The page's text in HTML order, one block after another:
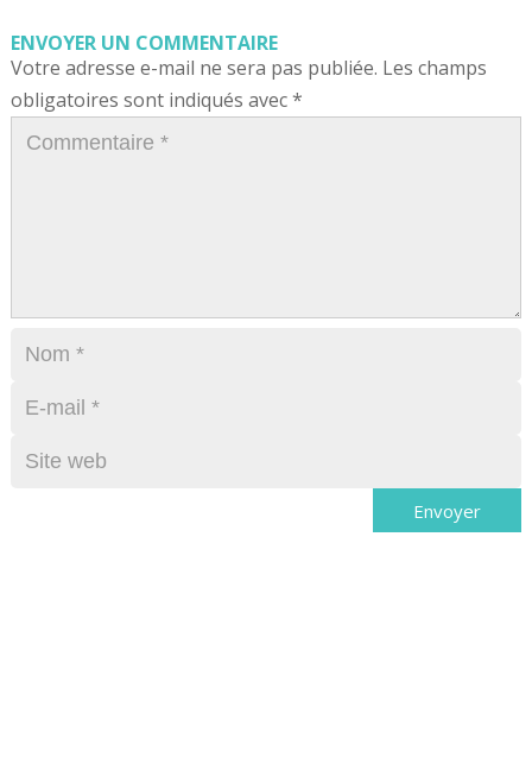
ENVOYER UN COMMENTAIRE
Votre adresse e-mail ne sera pas publiée. Les champs
obligatoires sont indiqués avec*